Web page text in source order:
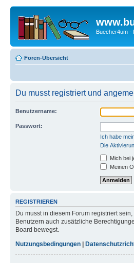
Buecher4um -
Foren-Übersicht
Du musst registriert und
Benutzername:
Passwort:
Ich habe
Die
Mich bei
Meinen
REGISTRIEREN
Du musst in diesem Forum registriert
Benutzern auch zusätzliche
Board bewegst.
Nutzungsbedingungen